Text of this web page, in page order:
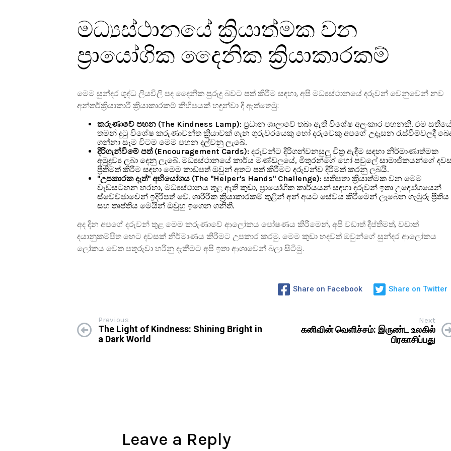
මධ්‍යස්ථානයේ ක්‍රියාත්මක වන
ප්‍රායෝගික දෛනික ක්‍රියාකාරකම්
මෙම සුන්දර ශුද්ධ ලියවිලි පද දෛනික පුරුදු බවට පත් කිරීම සඳහා, අපි මධ්‍යස්ථානයේ දරුවන් වෙනුවෙන් නව
අන්තර්ක්‍රියාකාරී ක්‍රියාකාරකම් කිහිපයක් හඳුන්වා දී ඇත්තෙමු:
කරුණාවේ පහන (The Kindness Lamp): ප්‍රධාන ශාලාවේ තබා ඇති විශේෂ අලංකාර පහනකි. එම
තමන් දුටු විශේෂ කරුණාවන්ත ක්‍රියාවක් ගැන ගුරුවරයෙකු හෝ දරුවෙකු අපගේ උදෑසන රැස්වීම්වලදී
ගන්නා සෑම විටම මෙම පහන දල්වනු ලැබේ.
දිරිගැන්වීමේ පත් (Encouragement Cards): දරුවන්ට දිරිගන්වනසුලු චිත්‍ර ඇඳීම සඳහා නිර්මාණාත්මක
අමුද්‍රව්‍ය ලබා දෙනු ලැබේ. මධ්‍යස්ථානයේ කාර්ය මණ්ඩලයේ, මිතුරන්ගේ හෝ පවුලේ සාමාජිකයන්ගේ
ප්‍රීතිමත් කිරීම සඳහා මෙම කාඩ්පත් ඔවුන් අතට පත් කිරීමට දරුවන්ව දිරිමත් කරනු ලබයි.
"උපකාරක දෑත්" අභියෝගය (The "Helper's Hands" Challenge): සතිපතා ක්‍රියාත්මක වන මෙම
වැඩසටහන හරහා, මධ්‍යස්ථානය තුළ ඇති කුඩා, ප්‍රායෝගික කාර්යයන් සඳහා දරුවන් ඉතා උද්‍යෝගයෙන්
ස්වේච්ඡාවෙන් ඉදිරිපත් වේ. ශාරීරික ක්‍රියාකාරකම් තුළින් අන් අයට සේවය කිරීමෙන් ලැබෙන ගැඹුරු ප්‍රීතිය
සහ තෘප්තිය මෙයින් ඔවුහු ඉගෙන ගනිති.
අද දින අපගේ දරුවන් තුළ මෙම කරුණාවේ ආලෝකය පෝෂණය කිරීමෙන්, අපි වඩාත් දීප්තිමත්, වඩාත්
දයානුකම්පිත හෙට දවසක් නිර්මාණය කිරීමට උපකාර කරමු. මෙම කුඩා හදවත් ඔවුන්ගේ සුන්දර ආලෝකය
ලෝකය වෙත පතුරුවා හරිනු දැකීමට අපි ඉතා ආශාවෙන් බලා සිටිමු.
Share on Facebook Share on Twitter
Previous
The Light of Kindness: Shining Bright in
a Dark World
Next
கனிவின் வெளிச்சம்: இருண்ட உலகில்
பிரகாசிப்பது
Leave a Reply